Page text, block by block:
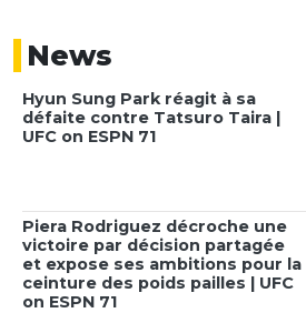
News
Hyun Sung Park réagit à sa
défaite contre Tatsuro Taira |
UFC on ESPN 71
Piera Rodriguez décroche une
victoire par décision partagée
et expose ses ambitions pour la
ceinture des poids pailles | UFC
on ESPN 71